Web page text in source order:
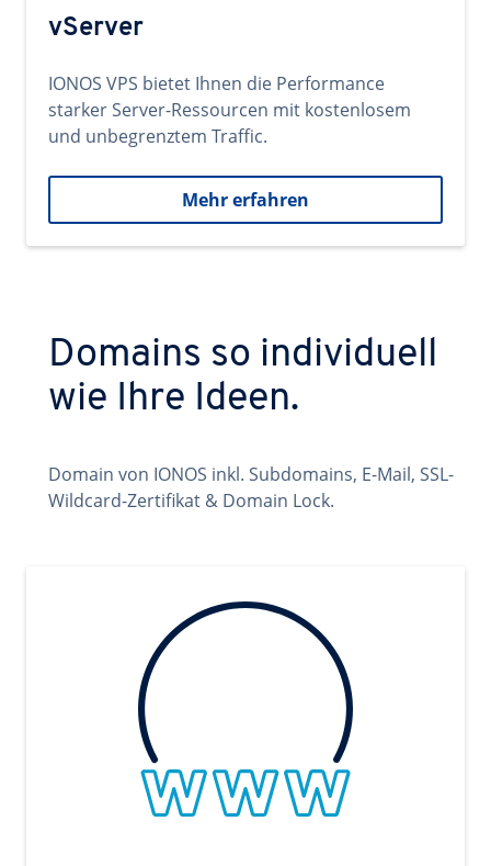
vServer
IONOS VPS bietet Ihnen die Performance
starker Server-Ressourcen mit kostenlosem
und unbegrenztem Traffic.
Mehr erfahren
Domains so individuell
wie Ihre Ideen.
Domain von IONOS inkl. Subdomains, E-Mail, SSL-
Wildcard-Zertifikat & Domain Lock.